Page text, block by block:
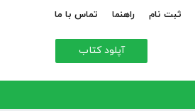
ثبت نام راهنما تماس با ما
آپلود کتاب